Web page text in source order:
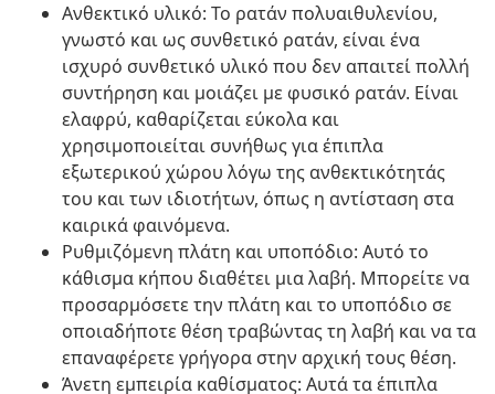
Ανθεκτικό υλικό: Το ρατάν πολυαιθυλενίου,
γνωστό και ως συνθετικό ρατάν, είναι ένα
ισχυρό συνθετικό υλικό που δεν απαιτεί πολλή
συντήρηση και μοιάζει με φυσικό ρατάν. Είναι
ελαφρύ, καθαρίζεται εύκολα και
χρησιμοποιείται συνήθως για έπιπλα
εξωτερικού χώρου λόγω της ανθεκτικότητάς
του και των ιδιοτήτων, όπως η αντίσταση στα
καιρικά φαινόμενα.
Ρυθμιζόμενη πλάτη και υποπόδιο: Αυτό το
κάθισμα κήπου διαθέτει μια λαβή. Μπορείτε να
προσαρμόσετε την πλάτη και το υποπόδιο σε
οποιαδήποτε θέση τραβώντας τη λαβή και να τα
επαναφέρετε γρήγορα στην αρχική τους θέση.
Άνετη εμπειρία καθίσματος: Αυτά τα έπιπλα